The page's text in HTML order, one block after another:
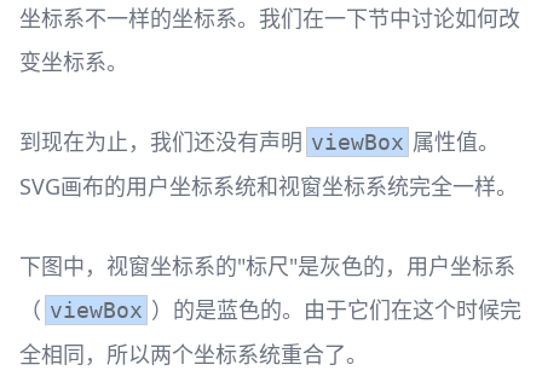
坐标系不一样的坐标系。我们在一下节中讨论如何改
变坐标系。
到现在为止，我们还没有声明 viewBox 属性值。
SVG画布的用户坐标系统和视窗坐标系统完全一样。
下图中，视窗坐标系的"标尺"是灰色的，用户坐标系
（ viewBox ）的是蓝色的。由于它们在这个时候完
全相同，所以两个坐标系统重合了。